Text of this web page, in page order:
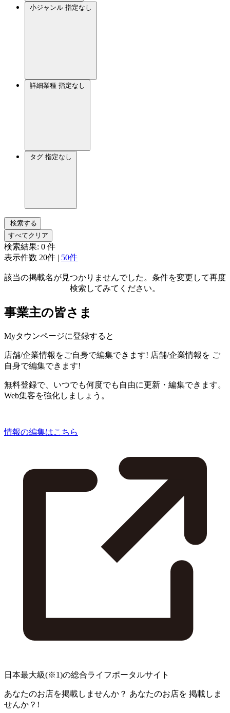
小ジャンル 指定なし
詳細業種 指定なし
タグ 指定なし
検索する
すべてクリア
検索結果: 0 件
表示件数 20件 | 50件
該当の掲載名が見つかりませんでした。条件を変更して再度
検索してみてください。
事業主の皆さま
Myタウンページに登録すると
店舗/企業情報をご自身で編集できます! 店舗/企業情報を ご
自身で編集できます!
無料登録で、いつでも何度でも自由に更新・編集できます。
Web集客を強化しましょう。
情報の編集はこちら
日本最大級(※1)の総合ライフポータルサイト
あなたのお店を掲載しませんか？ あなたのお店を 掲載しま
せんか？!